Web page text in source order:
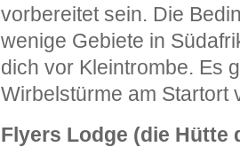
vorbereitet sein. Die
wenige Gebiete in
dich vor Kleintrombe. Es
Wirbelstürme am Startort
Flyers Lodge (die Hütte